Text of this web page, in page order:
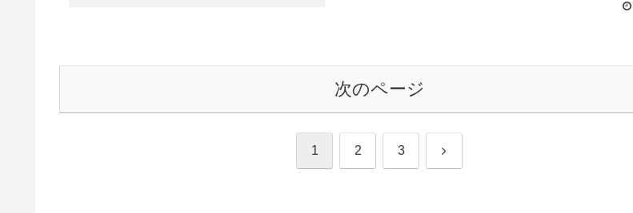
次のページ
1 2 3 次